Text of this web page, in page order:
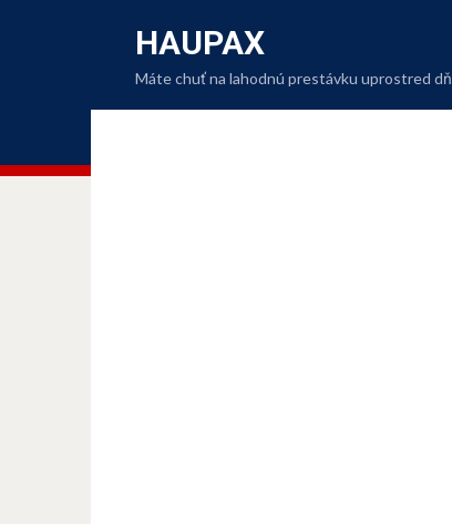
HAUPAX
Máte chuť na lahodnú prestávku uprostred